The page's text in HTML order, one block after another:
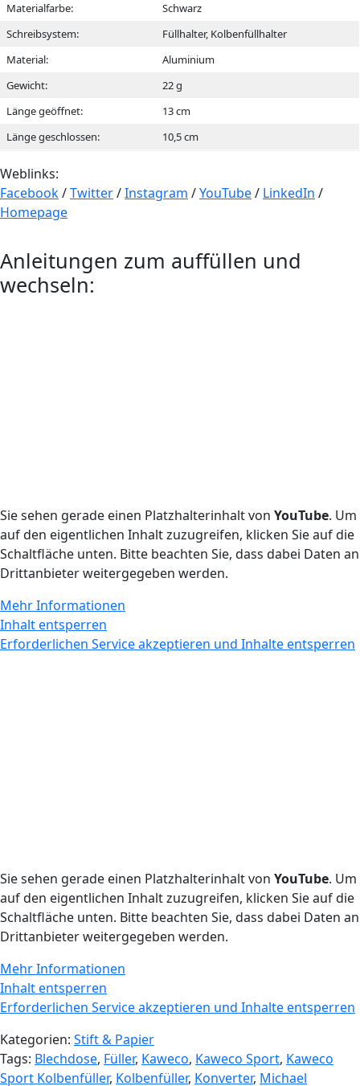
Materialfarbe:
Schwarz
Schreibsystem:
Füllhalter, Kolbenfüllhalter
Material:
Aluminium
Gewicht:
22 g
Länge geöffnet:
13 cm
Länge geschlossen:
10,5 cm
Weblinks:
Facebook/Twitter/Instagram /YouTube/ LinkedIn /
Homepage
Anleitungen zum auffüllen und
wechseln:
Sie sehen gerade einen Platzhalterinhalt von YouTube. Um
auf den eigentlichen Inhalt zuzugreifen, klicken Sie auf die
Schaltfläche unten. Bitte beachten Sie, dass dabei Daten an
Drittanbieter weitergegeben werden.
Mehr Informationen
Inhalt entsperren
Erforderlichen Service akzeptieren und Inhalte entsperren
Sie sehen gerade einen Platzhalterinhalt von YouTube. Um
auf den eigentlichen Inhalt zuzugreifen, klicken Sie auf die
Schaltfläche unten. Bitte beachten Sie, dass dabei Daten an
Drittanbieter weitergegeben werden.
Mehr Informationen
Inhalt entsperren
Erforderlichen Service akzeptieren und Inhalte entsperren
Kategorien: Stift & Papier
Tags: Blechdose, Füller, Kaweco, Kaweco Sport, Kaweco
Sport Kolbenfüller, Kolbenfüller, Konverter, Michael